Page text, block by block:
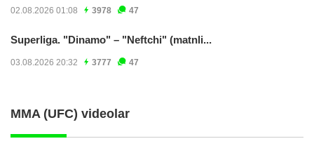
02.08.2026 01:08 3978 47
Superliga. "Dinamo" – "Neftchi" (matnli...
03.08.2026 20:32 3777 47
MMA (UFC) videolar